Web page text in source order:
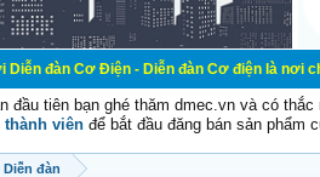
Điện - Diễn đàn Cơ điện là nơi chia sẽ
đầu tiên bạn ghé thăm dmec.vn và có
viên để bắt đầu đăng bán sản phẩm
Diễn đàn